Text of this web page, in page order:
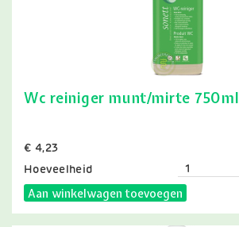
Wc reiniger munt/mirte 750ml
Prijs
€ 4,23
Hoeveelheid
Aan winkelwagen toevoegen